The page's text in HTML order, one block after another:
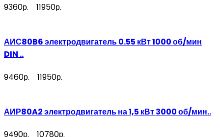
9360р. 11950р.
АИС80B6 электродвигатель 0.55 кВт 1000 об/мин
DIN ..
9460р. 11950р.
АИР80A2 электродвигатель на 1,5 кВт 3000 об/мин..
9490р. 10780р.